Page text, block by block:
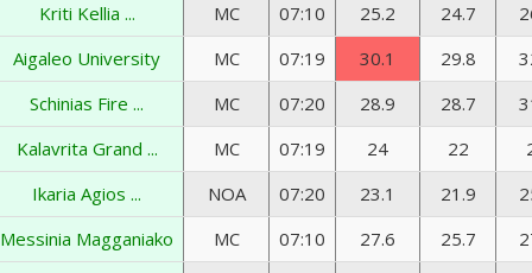
Kriti Kellia ...
MC 07:10 25.2 24.7
Aigaleo University
MC 07:19 30.1 29.8
Schinias Fire ...
MC 07:20 28.9 28.7
Kalavrita Grand ...
MC 07:19 24 22
Ikaria Agios ...
NOA 07:20 23.1 21.9
Messinia Magganiako
MC 07:10 27.6 25.7